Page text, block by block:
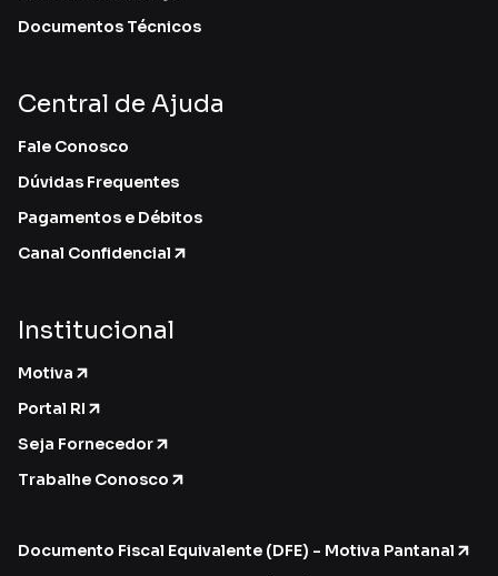
Documentos Técnicos
Central de Ajuda
Fale Conosco
Dúvidas Frequentes
Pagamentos e Débitos
Canal Confidencial
Institucional
Motiva
Portal RI
Seja Fornecedor
Trabalhe Conosco
Documento Fiscal Equivalente (DFE) - Motiva Pantanal